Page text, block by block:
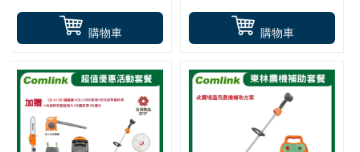
購物車 購物車